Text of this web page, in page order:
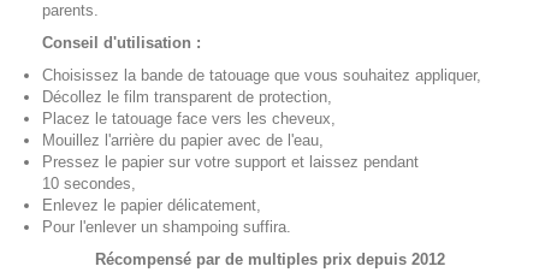
parents.
Conseil d'utilisation :
Choisissez la bande de tatouage que vous souhaitez appliquer,
Décollez le film transparent de protection,
Placez le tatouage face vers les cheveux,
Mouillez l'arrière du papier avec de l'eau,
Pressez le papier sur votre support et laissez pendant
10 secondes,
Enlevez le papier délicatement,
Pour l'enlever un shampoing suffira.
Récompensé par de multiples prix depuis 2012